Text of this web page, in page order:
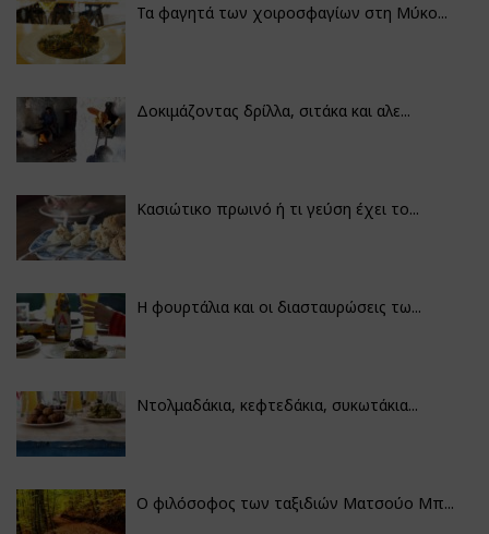
Τα φαγητά των χοιροσφαγίων στη Μύκο...
Δοκιμάζοντας δρίλλα, σιτάκα και αλε...
Κασιώτικο πρωινό ή τι γεύση έχει το...
Η φουρτάλια και οι διασταυρώσεις τω...
Ντολμαδάκια, κεφτεδάκια, συκωτάκια...
Ο φιλόσοφος των ταξιδιών Ματσούο Μπ...